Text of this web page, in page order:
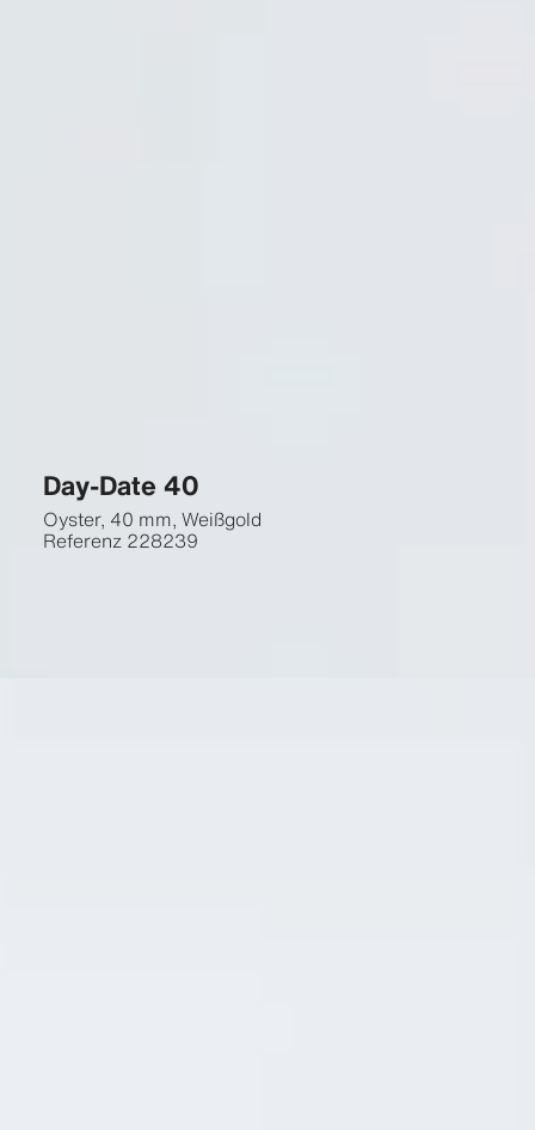
Day-Date 40
Oyster, 40 mm, Weißgold
Referenz 228239